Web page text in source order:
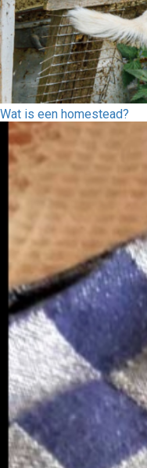
Wat is een homestead?